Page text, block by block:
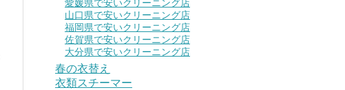
愛媛県で安いクリーニング店
山口県で安いクリーニング店
福岡県で安いクリーニング店
佐賀県で安いクリーニング店
大分県で安いクリーニング店
春の衣替え
衣類スチーマー